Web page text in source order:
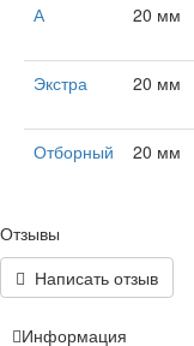
А 20 мм
Экстра 20 мм
Отборный 20 мм
Отзывы
Написать отзыв
Информация